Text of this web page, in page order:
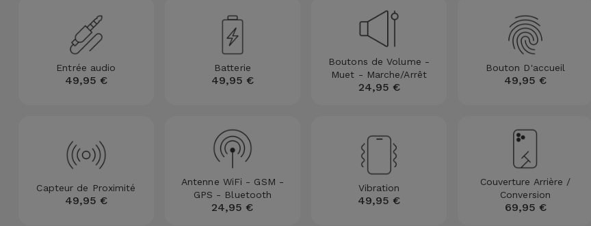
Marques
Connectées
Bracelets
Hygiène
Entrée audio
49,95 €
Batterie
49,95 €
Boutons de Volume -
Muet - Marche/Arrêt
24,95 €
Bouton D'accueil
49,95 €
Capteur de Proximité
49,95 €
Antenne WiFi - GSM -
GPS - Bluetooth
24,95 €
Vibration
49,95 €
Couverture Arrière /
Conversion
69,95 €